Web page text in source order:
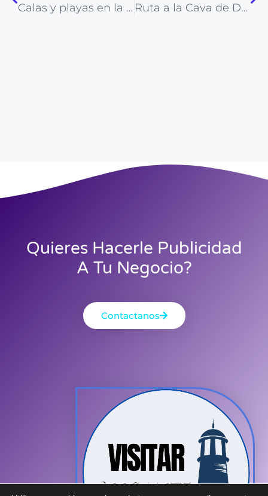
Calas y playas en la Isla de Tabarca para caminar ¿Cuáles son las mejores? Ruta a la Cava de Don Miguel, en la sierra de Mariola (Bocairent)
Quieres Hacerle Publicidad
A Tu Negocio?
Contactanos